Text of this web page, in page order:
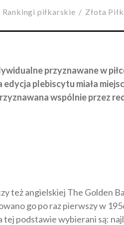
Rankingi piłkarskie Złota
przyznawane w
plebiscytu miała
wspólnie przez
też angielskiej The Golden
go po raz pierwszy w
podstawie wybierani są: